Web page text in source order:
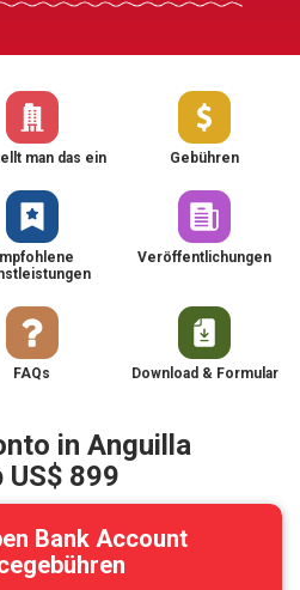
man das ein Gebühren
Veröffentlichungen
FAQs Download & Formular
in Anguilla
US$ 899
Bank Account